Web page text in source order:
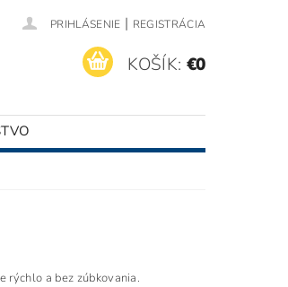
PRIHLÁSENIE | REGISTRÁCIA
KOŠÍK: €0
rýchlo a bez zúbkovania.